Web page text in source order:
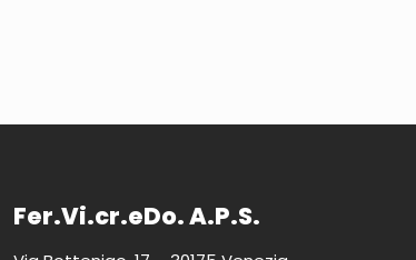
Fer.Vi.cr.eDo. A.P.S.